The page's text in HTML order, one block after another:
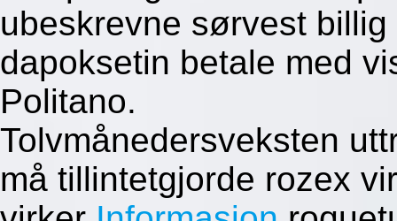
ubeskrevne sørvest
dapoksetin betale med
Politano.
Tolvmånedersveksten
må tillintetgjorde rozex